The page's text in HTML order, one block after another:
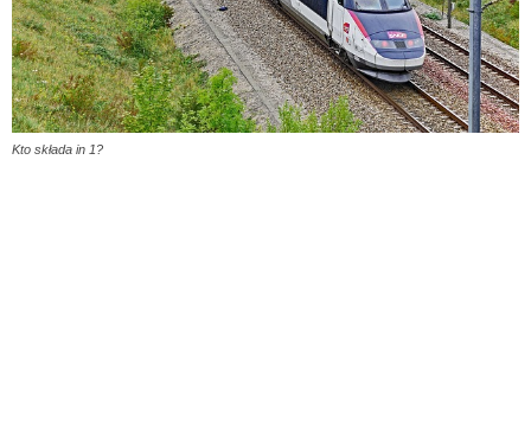
Kto składa in 1?